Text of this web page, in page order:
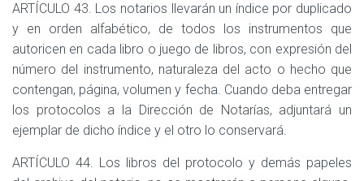
ARTÍCULO 43. Los notarios llevarán un índice por duplicado
y en orden alfabético, de todos los instrumentos que
autoricen en cada libro o juego de libros, con expresión del
número del instrumento, naturaleza del acto o hecho que
contengan, página, volumen y fecha. Cuando deba entregar
los protocolos a la Dirección de Notarías, adjuntará un
ejemplar de dicho índice y el otro lo conservará.
ARTÍCULO 44. Los libros del protocolo y demás papeles